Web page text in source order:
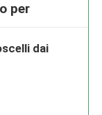
per
dai